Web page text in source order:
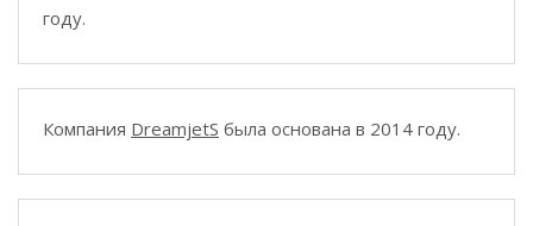
году.
Компания DreamjetS была основана в 2014 году.